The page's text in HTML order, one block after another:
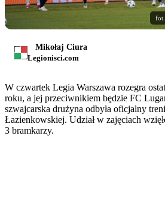
Mikołaj Ciura
Legionisci.com
W czwartek Legia Warszawa rozegra
roku, a jej przeciwnikiem będzie FC
szwajcarska drużyna odbyła oficjalny
Łazienkowskiej. Udział w zajęciach
3 bramkarzy.